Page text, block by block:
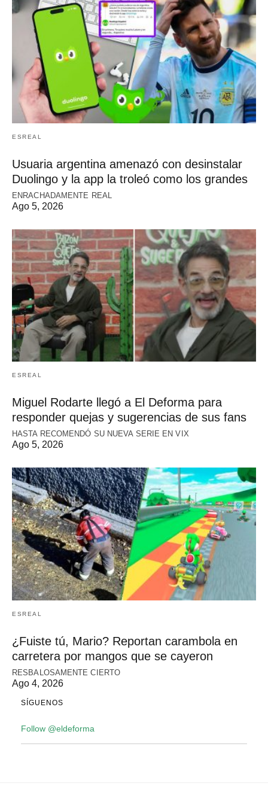
ESREAL
Usuaria argentina amenazó con desinstalar
Duolingo y la app la troleó como los grandes
ENRACHADAMENTE REAL
Ago 5, 2026
ESREAL
Miguel Rodarte llegó a El Deforma para
responder quejas y sugerencias de sus fans
HASTA RECOMENDÓ SU NUEVA SERIE EN VIX
Ago 5, 2026
ESREAL
¿Fuiste tú, Mario? Reportan carambola en
carretera por mangos que se cayeron
RESBALOSAMENTE CIERTO
Ago 4, 2026
SÍGUENOS
Follow @eldeforma